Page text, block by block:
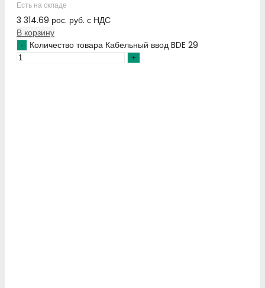
Есть на складе
3 314.69 рос. руб. с НДС
В корзину
Количество товара Кабельный ввод BDE 29